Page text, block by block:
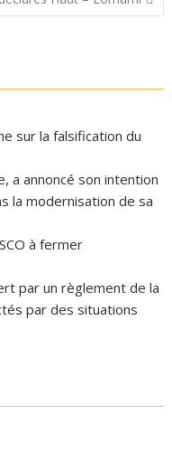
sur la falsification du
a annoncé son intention
la modernisation de sa
à fermer
par un règlement de la
par des situations